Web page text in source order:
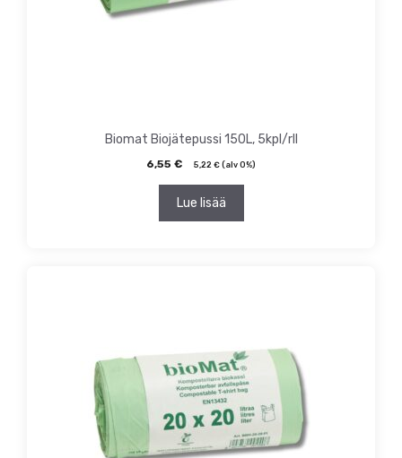
Biomat Biojätepussi 150L, 5kpl/rll
6,55 € 5,22 € (alv 0%)
Lue lisää